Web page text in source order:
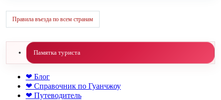
Правила въезда по всем странам
Памятка туриста
❤ Блог
❤ Справочник по Гуанчжоу
❤ Путеводитель